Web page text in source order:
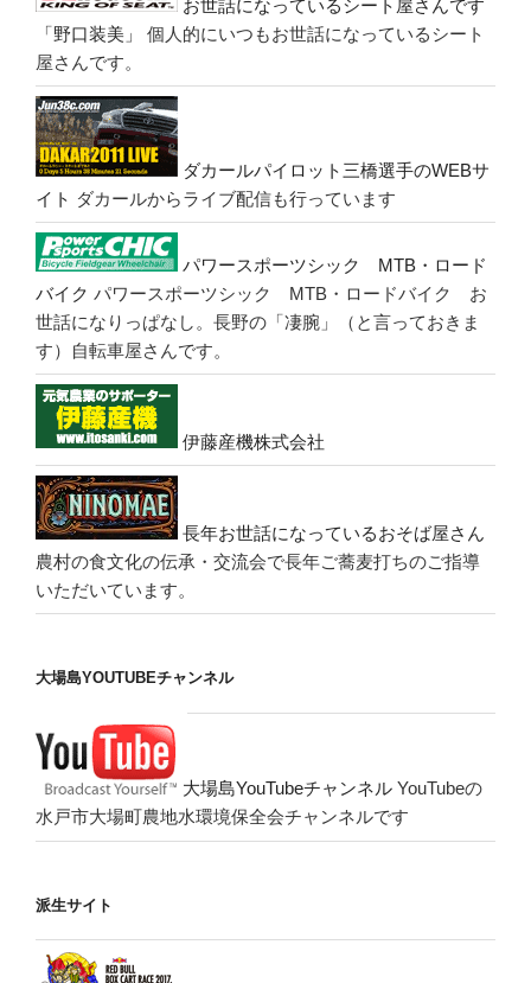
お世話になっているシート屋さんです
「野口装美」
個人的にいつもお世話になっているシート
屋さんです。
ダカールパイロット三橋選手のWEBサ
イト ダカールからライブ配信も行っています
パワースポーツシック MTB・ロード
バイク パワースポーツシック MTB・ロードバイク お
世話になりっぱなし。長野の「凄腕」（と言っておきま
す）自転車屋さんです。
伊藤産機株式会社
長年お世話になっているおそば屋さん
農村の食文化の伝承・交流会で長年ご蕎麦打ちのご指導
いただいています。
大場島YOUTUBEチャンネル
大場島YouTubeチャンネル YouTubeの
水戸市大場町農地水環境保全会チャンネルです
派生サイト